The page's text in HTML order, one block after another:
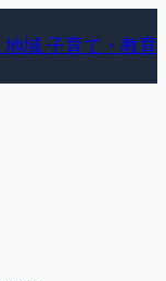
地域 子育て・教育